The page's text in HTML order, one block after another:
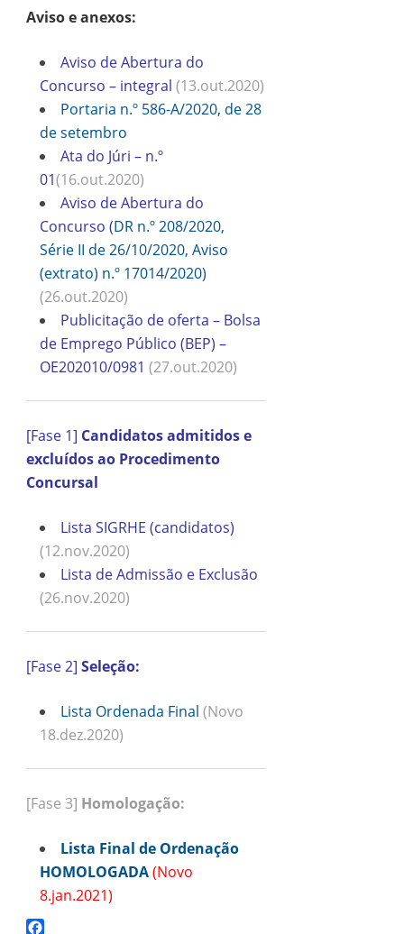
Aviso e anexos:
Aviso de Abertura do
Concurso – integral (13.out.2020)
Portaria n.º 586-A/2020, de 28
de setembro
Ata do Júri – n.º
01(16.out.2020)
Aviso de Abertura do
Concurso (DR n.º 208/2020,
Série II de 26/10/2020, Aviso
(extrato) n.º 17014/2020)
(26.out.2020)
Publicitação de oferta – Bolsa
de Emprego Público (BEP) –
OE202010/0981 (27.out.2020)
[Fase 1] Candidatos admitidos e
excluídos ao Procedimento
Concursal
Lista SIGRHE (candidatos)
(12.nov.2020)
Lista de Admissão e Exclusão
(26.nov.2020)
[Fase 2] Seleção:
Lista Ordenada Final (Novo
18.dez.2020)
[Fase 3] Homologação:
Lista Final de Ordenação
HOMOLOGADA(Novo
8.jan.2021)